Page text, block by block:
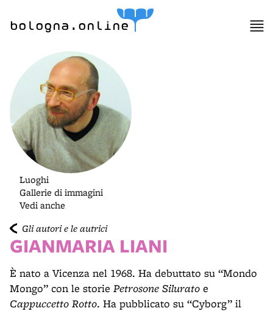
bologna.online
Luoghi
Gallerie di immagini
Vedi anche
Gli autori e le autrici
GIANMARIA LIANI
È nato a Vicenza nel 1968. Ha debuttato su “Mondo
Mongo” con le storie Petrosone Silurato e
Cappuccetto Rotto. Ha pubblicato su “Cyborg” il